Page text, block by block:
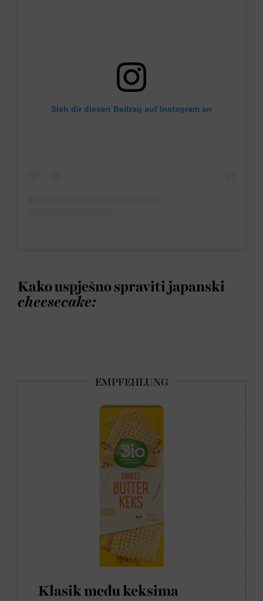
Sieh dir diesen Beitrag auf Instagram an
Kako uspješno spraviti japanski
cheesecake:
Klasik među keksima